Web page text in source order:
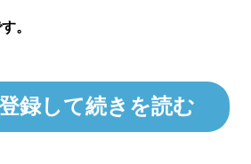
。
録して続きを読む